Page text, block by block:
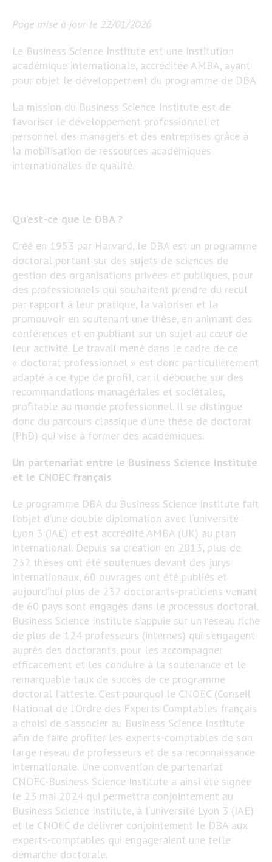
Page mise à jour le 22/01/2026
Le Business Science Institute est une Institution
académique internationale, accréditée AMBA, ayant
pour objet le développement du programme de DBA.
La mission du Business Science Institute est de
favoriser le développement professionnel et
personnel des managers et des entreprises grâce à
la mobilisation de ressources académiques
internationales de qualité.
Qu’est-ce que le DBA ?
Créé en 1953 par Harvard, le DBA est un programme
doctoral portant sur des sujets de sciences de
gestion des organisations privées et publiques, pour
des professionnels qui souhaitent prendre du recul
par rapport à leur pratique, la valoriser et la
promouvoir en soutenant une thèse, en animant des
conférences et en publiant sur un sujet au cœur de
leur activité. Le travail mené dans le cadre de ce
« doctorat professionnel » est donc particulièrement
adapté à ce type de profil, car il débouche sur des
recommandations managériales et sociétales,
profitable au monde professionnel. Il se distingue
donc du parcours classique d’une thèse de doctorat
(PhD) qui vise à former des académiques.
Un partenariat entre le Business Science Institute
et le CNOEC français
Le programme DBA du Business Science Institute fait
l’objet d’une double diplomation avec l’université
Lyon 3 (IAE) et est accrédité AMBA (UK) au plan
international. Depuis sa création en 2013, plus de
232 thèses ont été soutenues devant des jurys
internationaux, 60 ouvrages ont été publiés et
aujourd’hui plus de 232 doctorants-praticiens venant
de 60 pays sont engagés dans le processus doctoral.
Business Science Institute s’appuie sur un réseau riche
de plus de 124 professeurs (internes) qui s’engagent
auprès des doctorants, pour les accompagner
efficacement et les conduire à la soutenance et le
remarquable taux de succès de ce programme
doctoral l’atteste. C’est pourquoi le CNOEC (Conseil
National de l’Ordre des Experts Comptables français
a choisi de s’associer au Business Science Institute
afin de faire profiter les experts-comptables de son
large réseau de professeurs et de sa reconnaissance
internationale. Une convention de partenariat
CNOEC-Business Science Institute a ainsi été signée
le 23 mai 2024 qui permettra conjointement au
Business Science Institute, à l’université Lyon 3 (IAE)
et le CNOEC de délivrer conjointement le DBA aux
experts-comptables qui engageraient une telle
démarche doctorale.